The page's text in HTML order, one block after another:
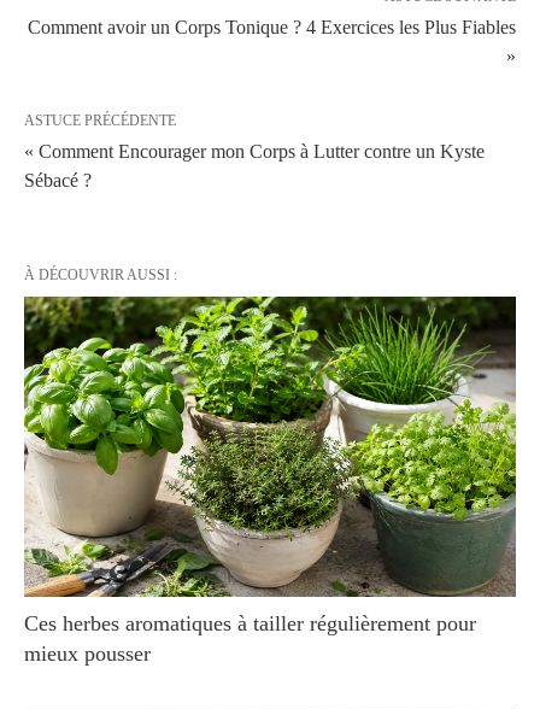
Comment avoir un Corps Tonique ? 4 Exercices les Plus Fiables
»
ASTUCE PRÉCÉDENTE
« Comment Encourager mon Corps à Lutter contre un Kyste
Sébacé ?
À DÉCOUVRIR AUSSI :
Ces herbes aromatiques à tailler régulièrement pour
mieux pousser